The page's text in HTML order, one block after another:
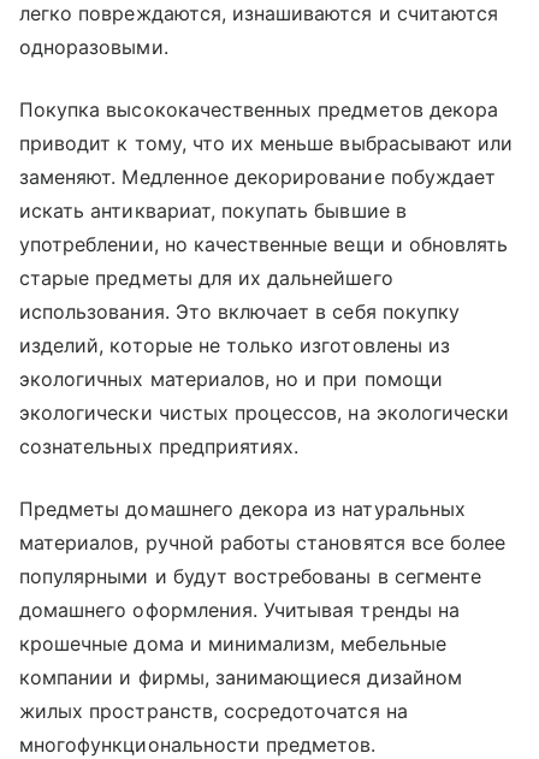
легко повреждаются, изнашиваются и считаются
одноразовыми.
Покупка высококачественных предметов декора
приводит к тому, что их меньше выбрасывают или
заменяют. Медленное декорирование побуждает
искать антиквариат, покупать бывшие в
употреблении, но качественные вещи и обновлять
старые предметы для их дальнейшего
использования. Это включает в себя покупку
изделий, которые не только изготовлены из
экологичных материалов, но и при помощи
экологически чистых процессов, на экологически
сознательных предприятиях.
Предметы домашнего декора из натуральных
материалов, ручной работы становятся все более
популярными и будут востребованы в сегменте
домашнего оформления. Учитывая тренды на
крошечные дома и минимализм, мебельные
компании и фирмы, занимающиеся дизайном
жилых пространств, сосредоточатся на
многофункциональности предметов.